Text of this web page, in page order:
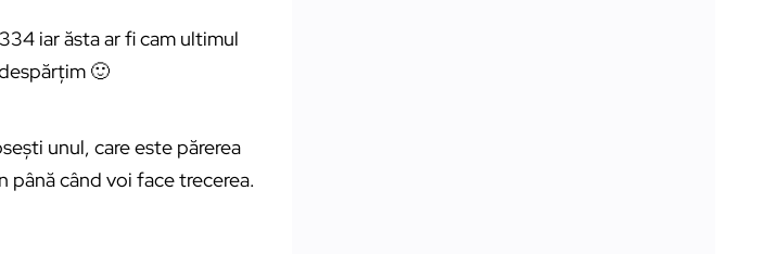
iar ăsta ar fi cam ultimul
🙂
unul, care este părerea
până când voi face trecerea.